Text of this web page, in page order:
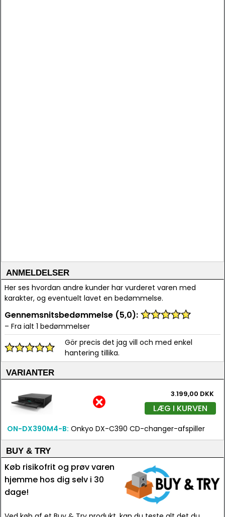
ANMELDELSER
Her ses hvordan andre kunder har vurderet varen med
karakter, og eventuelt lavet en bedømmelse.
Gennemsnitsbedømmelse (5,0):
– Fra ialt 1 bedømmelser
Gör precis det jag vill och med enkel
hantering tillika.
VARIANTER
3.199,00 DKK
LÆG I KURVEN
ON-DX390M4-B: Onkyo DX-C390 CD-changer-afspiller
BUY & TRY
Køb risikofrit og prøv varen
hjemme hos dig selv i 30
dage!